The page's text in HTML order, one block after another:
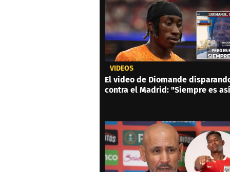
VIDEOS
El video de Diomande
contra el Madrid: "Siempre es